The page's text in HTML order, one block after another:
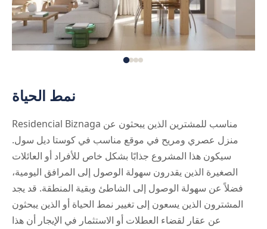
نمط الحياة
Residencial Biznaga مناسب للمشترين الذين يبحثون عن
منزل عصري ومريح في موقع مناسب في كوستا ديل سول.
سيكون هذا المشروع جذابًا بشكل خاص للأفراد أو العائلات
الصغيرة الذين يقدرون سهولة الوصول إلى المرافق اليومية،
فضلاً عن سهولة الوصول إلى الشاطئ وبقية المنطقة. قد يجد
المشترون الذين يسعون إلى تغيير نمط الحياة أو الذين يبحثون
عن عقار لقضاء العطلات أو الاستثمار في الإيجار أن هذا